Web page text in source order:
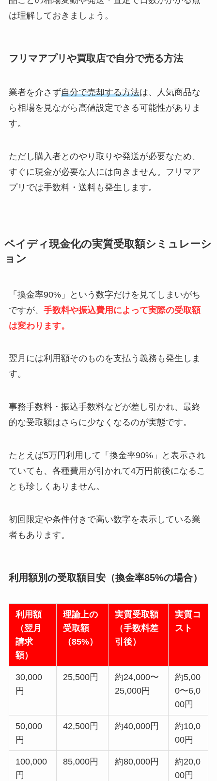
は理解しておきましょう。
フリマアプリや買取店で自分で売る方法
業者を介さず自分で売却する方法は、人気商品な
ら相場を見ながら高値設定できる可能性がありま
す。
ただし購入者とのやり取りや発送が必要なため、
すぐに現金が必要な人には向きません。フリマア
プリでは手数料・送料も発生します。
ペイディ現金化の実質受取額シミュレーシ
ョン
「換金率90%」という数字だけを見てしまいがち
ですが、 手数料や振込費用によって実際の受取額
は変わります。
翌月には利用額そのものを支払う義務も発生しま
す。
事務手数料・振込手数料などが差し引かれ、最終
的な受取額はさらに少なくなるのが実態です。
たとえば5万円利用して「換金率90%」と表示され
ていても、各種費用が引かれて4万円前後になるこ
とも珍しくありません。
初回限定や条件付きで高い数字を表示している業
者もあります。
利用額別の受取額目安（換金率85%の場合）
利用額
（翌月
請求
額）
理論上の
受取額
（85%）
実質受取額
（手数料差
引後）
実質コ
スト
30,000
円
25,500円
約24,000〜
25,000円
約5,00
0〜6,0
00円
50,000
円
42,500円 約40,000円
約10,0
00円
100,000
円
85,000円 約80,000円
約20,0
00円